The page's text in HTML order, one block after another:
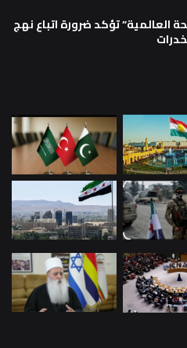
العالمية” تؤكد ضرورة اتباع نهج